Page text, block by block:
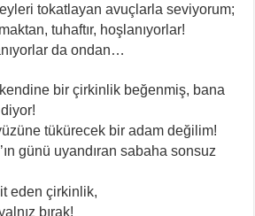
tokatlayan avuçlarla seviyorum;
tuhaftır, hoşlanıyorlar!
da ondan…
kendine bir çirkinlik beğenmiş, bana
tükürecek bir adam değilim!
günü uyandıran sabaha sonsuz
eden çirkinlik,
bırak!